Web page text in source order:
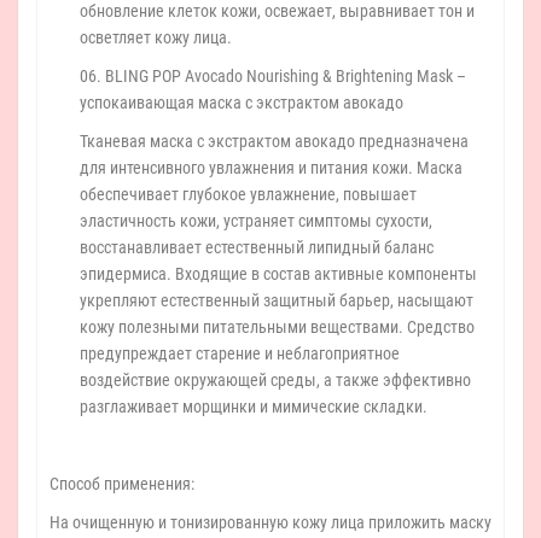
обновление клеток кожи, освежает, выравнивает тон и
осветляет кожу лица.
06. BLING POP Avocado Nourishing & Brightening Mask –
успокаивающая маска с экстрактом авокадо
Тканевая маска с экстрактом авокадо предназначена
для интенсивного увлажнения и питания кожи. Маска
обеспечивает глубокое увлажнение, повышает
эластичность кожи, устраняет симптомы сухости,
восстанавливает естественный липидный баланс
эпидермиса. Входящие в состав активные компоненты
укрепляют естественный защитный барьер, насыщают
кожу полезными питательными веществами. Средство
предупреждает старение и неблагоприятное
воздействие окружающей среды, а также эффективно
разглаживает морщинки и мимические складки.
Способ применения:
На очищенную и тонизированную кожу лица приложить маску